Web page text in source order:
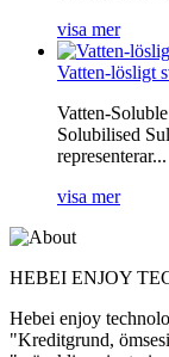
visa mer
Vatten-lösligt
Vatten-
Solubilised
representerar...
visa mer
HEBEI ENJOY
Hebei enjoy
"Kreditgrund,